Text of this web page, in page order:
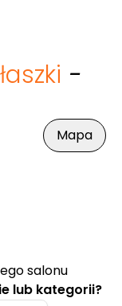
-
Mapa
salonu
lub kategorii?